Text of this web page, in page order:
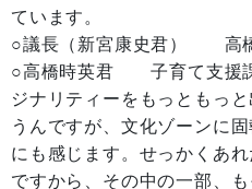
ています。
○議長（新宮康史君） 高橋
○高橋時英君 子育て支援課
ジナリティーをもっともっ
うんですが、文化ゾーンに
にも感じます。せっかくあ
ですから、その中の一部、